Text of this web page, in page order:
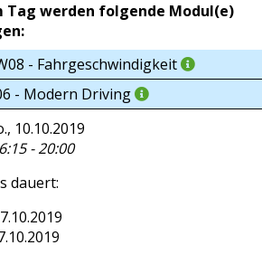
Tag werden folgende Modul(e)
- Fahrgeschwindigkeit
- Modern Driving
10.10.2019
- 20:00
dauert: